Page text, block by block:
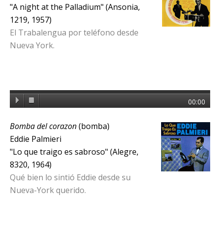
"A night at the Palladium" (Ansonia,
1219, 1957)
El Trabalengua por teléfono desde
Nueva York.
00:00
Bomba del corazon(bomba)
Eddie Palmieri
"Lo que traigo es sabroso" (Alegre,
8320, 1964)
Qué bien lo sintió Eddie desde su
Nueva-York querido.